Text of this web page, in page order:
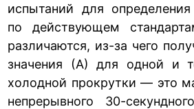
испытаний для
по действующем
различаются, из-за чего
значения (А) для одной и
холодной прокрутки — это
непрерывного 30-